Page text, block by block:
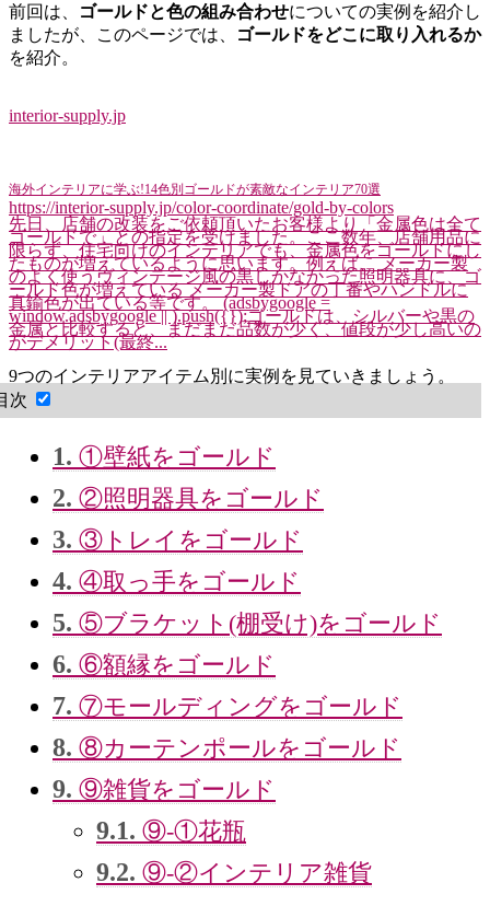
前回は、 ゴールドと色の組み合わせについての実例を紹介し
ましたが、このページでは、
ゴールドをどこに取り入れるか
を紹介。
interior-supply.jp
海外インテリアに学ぶ!14色別ゴールドが素敵なインテリア70選
https://interior-supply.jp/color-coordinate/gold-by-colors
先日、店舗の改装をご依頼頂いたお客様より「金属色は全て
ゴールドで」との指定を受けました。ここ数年、店舗用品に
限らず、住宅向けのインテリアでも、金属色をゴールドにし
たものが増えているように思います。例えば、 メーカー製
のよく使うヴィンテージ風の黒しかなかった照明器具に、ゴ
ールド色が増えている メーカー製ドアの丁番やハンドルに
真鍮色が出ている等です。 (adsbygoogle =
window.adsbygoogle || ).push({});ゴールドは、シルバーや黒の
金属と比較すると、まだまだ品数が少く、値段が少し高いの
がデメリット(最終...
9つのインテリアアイテム別に実例を見ていきましょう。
次
1. ①壁紙をゴールド
2. ②照明器具をゴールド
3. ③トレイをゴールド
4. ④取っ手をゴールド
5. ⑤ブラケット(棚受け)をゴールド
6. ⑥額縁をゴールド
7. ⑦モールディングをゴールド
8. ⑧カーテンポールをゴールド
9. ⑨雑貨をゴールド
9.1. ⑨-①花瓶
9.2. ⑨-②インテリア雑貨